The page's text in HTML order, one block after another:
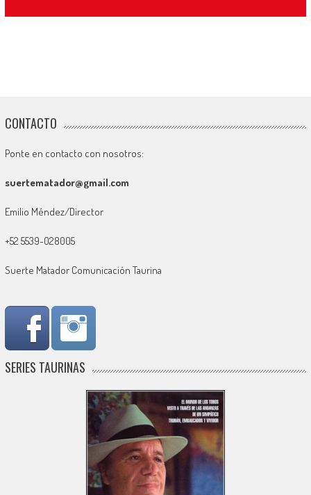
CONTACTO
Ponte en contacto con nosotros:
suertematador@gmail.com
Emilio Méndez/Director
+52 5539-028005
Suerte Matador Comunicación Taurina
SERIES TAURINAS